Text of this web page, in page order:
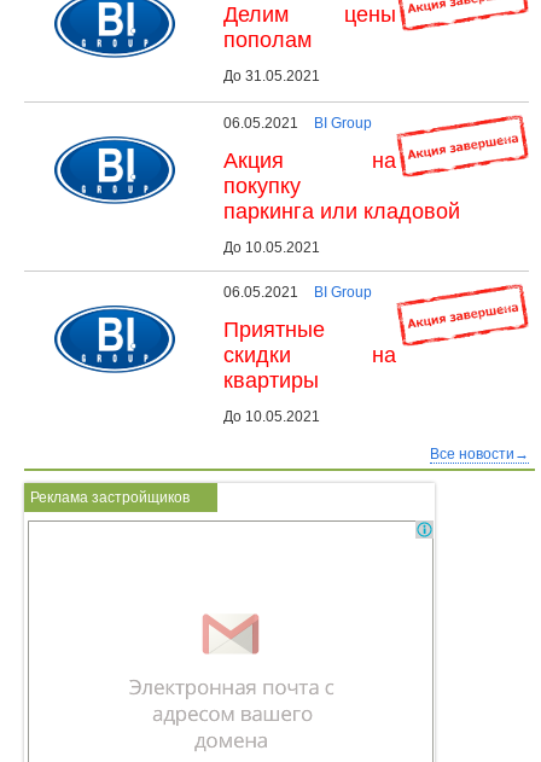
Делим цены
пополам
До 31.05.2021
06.05.2021 BI Group
Акция на
покупку
паркинга или кладовой
До 10.05.2021
06.05.2021 BI Group
Приятные
скидки на
квартиры
До 10.05.2021
Все новости→
Реклама застройщиков